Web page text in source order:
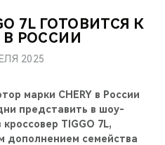
СЕРВИСЫ
7L ГОТОВИТСЯ К
РОССИИ
2025
марки CHERY в России
представить в шоу-
TIGGO 7L,
дополнением семейства